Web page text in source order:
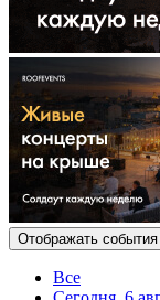
Отображать события
Все